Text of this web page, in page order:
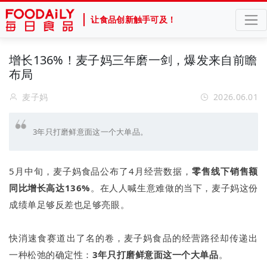
让食品创新触手可及！
增长136%！麦子妈三年磨一剑，爆发来自前瞻
布局
麦子妈 2026.06.01
3年只打磨鲜意面这一个大单品。
5月中旬，麦子妈食品公布了4月经营数据， 零售线下销售额
同比增长高达136%。在人人喊生意难做的当下，麦子妈这份
成绩单足够反差也足够亮眼。
快消速食赛道出了名的卷，麦子妈食品的经营路径却传递出
一种松弛的确定性： 3年只打磨鲜意面这一个大单品。